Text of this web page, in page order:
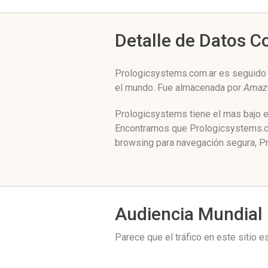
Detalle de Datos
Prologicsystems.com.ar es
el mundo. Fue almacenada por
Prologicsystems tiene el mas bajo
Encontramos que
browsing para navegación segura,
Audiencia Mundial
Parece que el tráfico en este sitio